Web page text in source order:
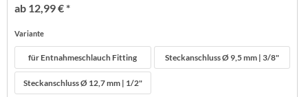
ab 12,99 € *
Variante
für Entnahmeschlauch Fitting Steckanschluss Ø 9,5 mm | 3/8"
Steckanschluss Ø 12,7 mm | 1/2"